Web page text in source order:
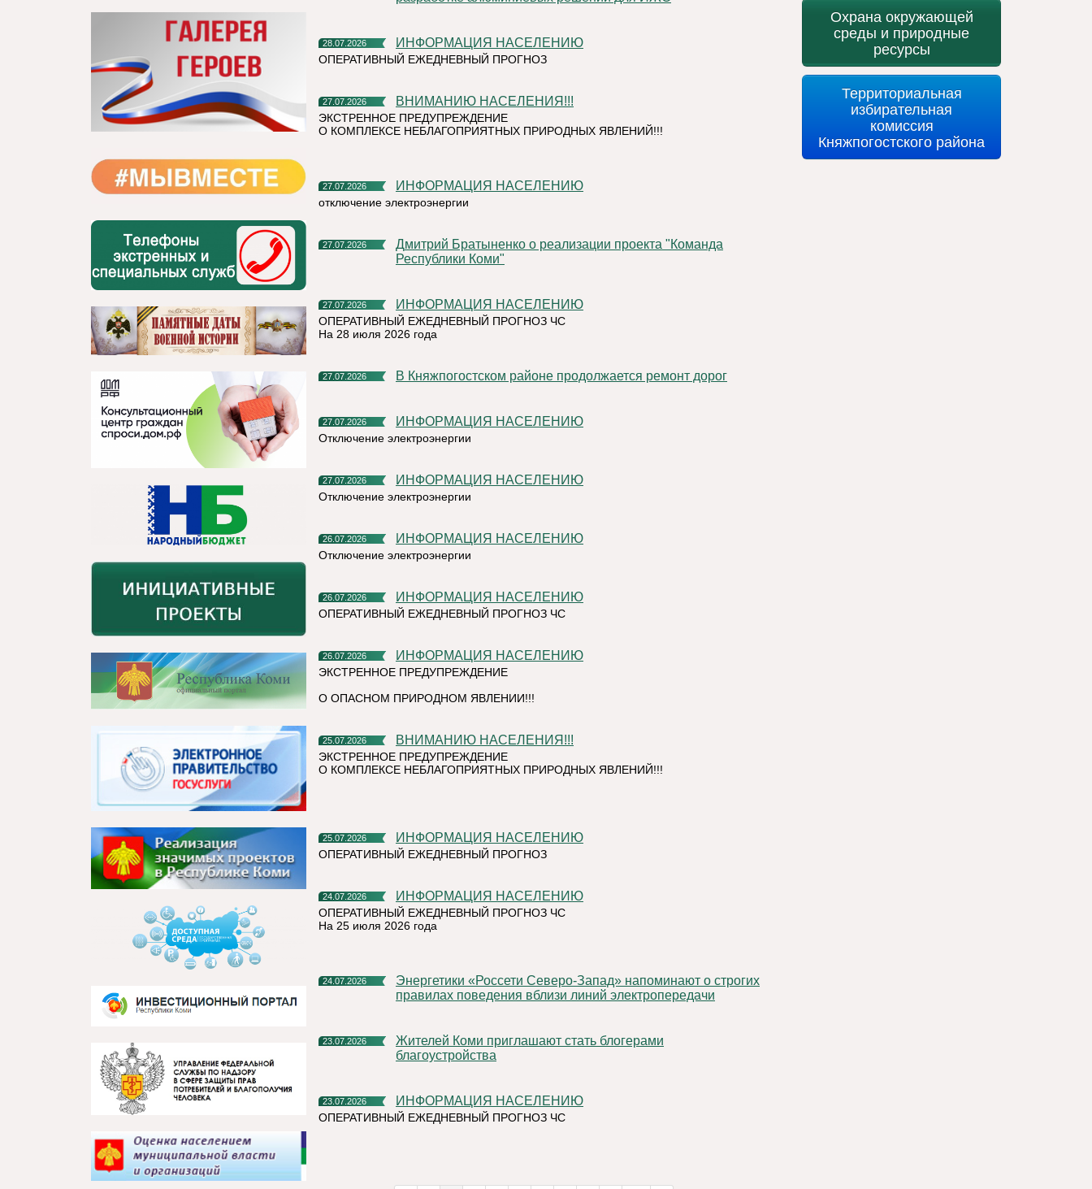
28.07.2026 ИНФОРМАЦИЯ НАСЕЛЕНИЮ
ОПЕРАТИВНЫЙ ЕЖЕДНЕВНЫЙ ПРОГНОЗ
27.07.2026 ВНИМАНИЮ НАСЕЛЕНИЯ!!!
ЭКСТРЕННОЕ ПРЕДУПРЕЖДЕНИЕ
О КОМПЛЕКСЕ НЕБЛАГОПРИЯТНЫХ ПРИРОДНЫХ ЯВЛЕНИЙ!!!
27.07.2026 ИНФОРМАЦИЯ НАСЕЛЕНИЮ
отключение электроэнергии
27.07.2026
Дмитрий Братыненко о реализации проекта "Команда
Республики Коми"
27.07.2026 ИНФОРМАЦИЯ НАСЕЛЕНИЮ
ОПЕРАТИВНЫЙ ЕЖЕДНЕВНЫЙ ПРОГНОЗ ЧС
На 28 июля 2026 года
27.07.2026 В Княжпогостском районе продолжается ремонт дорог
27.07.2026 ИНФОРМАЦИЯ НАСЕЛЕНИЮ
Отключение электроэнергии
27.07.2026 ИНФОРМАЦИЯ НАСЕЛЕНИЮ
Отключение электроэнергии
26.07.2026 ИНФОРМАЦИЯ НАСЕЛЕНИЮ
Отключение электроэнергии
26.07.2026 ИНФОРМАЦИЯ НАСЕЛЕНИЮ
ОПЕРАТИВНЫЙ ЕЖЕДНЕВНЫЙ ПРОГНОЗ ЧС
26.07.2026 ИНФОРМАЦИЯ НАСЕЛЕНИЮ
ЭКСТРЕННОЕ ПРЕДУПРЕЖДЕНИЕ
О ОПАСНОМ ПРИРОДНОМ ЯВЛЕНИИ!!!
25.07.2026 ВНИМАНИЮ НАСЕЛЕНИЯ!!!
ЭКСТРЕННОЕ ПРЕДУПРЕЖДЕНИЕ
О КОМПЛЕКСЕ НЕБЛАГОПРИЯТНЫХ ПРИРОДНЫХ ЯВЛЕНИЙ!!!
25.07.2026 ИНФОРМАЦИЯ НАСЕЛЕНИЮ
ОПЕРАТИВНЫЙ ЕЖЕДНЕВНЫЙ ПРОГНОЗ
24.07.2026 ИНФОРМАЦИЯ НАСЕЛЕНИЮ
ОПЕРАТИВНЫЙ ЕЖЕДНЕВНЫЙ ПРОГНОЗ ЧС
На 25 июля 2026 года
24.07.2026
Энергетики «Россети Северо-Запад» напоминают о строгих
правилах поведения вблизи линий электропередачи
23.07.2026
Жителей Коми приглашают стать блогерами
благоустройства
23.07.2026 ИНФОРМАЦИЯ НАСЕЛЕНИЮ
ОПЕРАТИВНЫЙ ЕЖЕДНЕВНЫЙ ПРОГНОЗ ЧС
Охрана окружающей
среды и природные
ресурсы
Территориальная
избирательная
комиссия
Княжпогостского района